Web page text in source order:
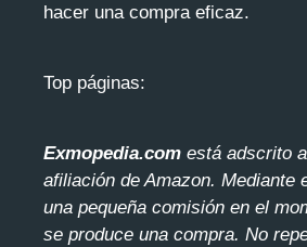
hacer una compra eficaz.
Top páginas:
Exmopedia.com está adscrito
afiliación de Amazon. Mediante
una pequeña comisión en el
se produce una compra. No